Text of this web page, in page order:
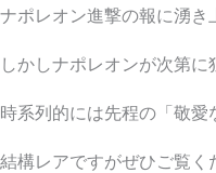
ナポレオン進撃の報に湧き
しかしナポレオンが次第
時系列的には先程の「敬愛
結構レアですがぜひご覧く